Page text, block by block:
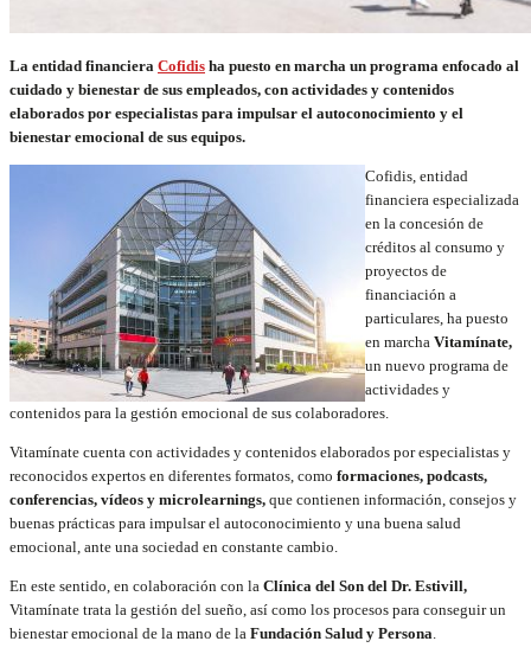
La entidad financiera Cofidis ha puesto en marcha un programa enfocado al
cuidado y bienestar de sus empleados, con actividades y contenidos
elaborados por especialistas para impulsar el autoconocimiento y el
bienestar emocional de sus equipos.
Cofidis, entidad
financiera especializada
en la concesión de
créditos al consumo y
proyectos de
financiación a
particulares, ha puesto
en marcha Vitamínate,
un nuevo programa de
actividades y
contenidos para la gestión emocional de sus colaboradores.
Vitamínate cuenta con actividades y contenidos elaborados por especialistas y
reconocidos expertos en diferentes formatos, como formaciones, podcasts,
conferencias, vídeos y microlearnings, que contienen información, consejos y
buenas prácticas para impulsar el autoconocimiento y una buena salud
emocional, ante una sociedad en constante cambio.
En este sentido, en colaboración con la Clínica del Son del Dr. Estivill,
Vitamínate trata la gestión del sueño, así como los procesos para conseguir un
bienestar emocional de la mano de la Fundación Salud y Persona.